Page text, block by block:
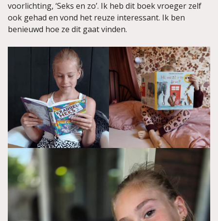
voorlichting, ‘Seks en zo’. Ik heb dit boek vroeger zelf
ook gehad en vond het reuze interessant. Ik ben
benieuwd hoe ze dit gaat vinden.